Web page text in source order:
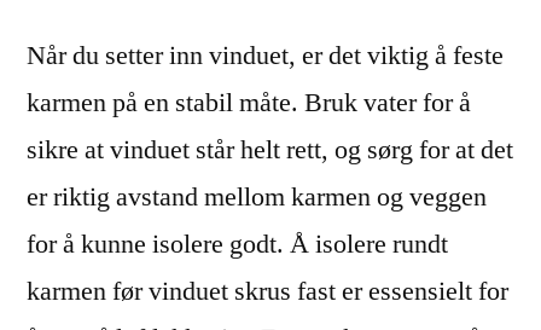
Når du setter inn vinduet, er det viktig å feste
karmen på en stabil måte. Bruk vater for å
sikre at vinduet står helt rett, og sørg for at det
er riktig avstand mellom karmen og veggen
for å kunne isolere godt. Å isolere rundt
karmen før vinduet skrus fast er essensielt for